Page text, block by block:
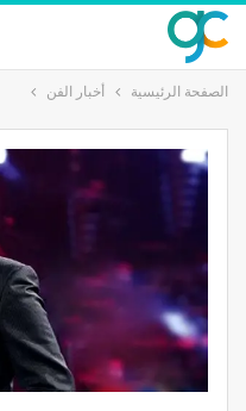
الصفحة الرئيسية أخبار الفن